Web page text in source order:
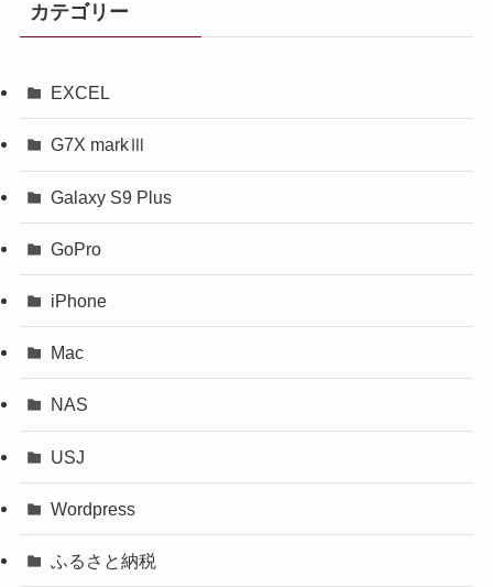
カテゴリー
EXCEL
G7X markⅢ
Galaxy S9 Plus
GoPro
iPhone
Mac
NAS
USJ
Wordpress
ふるさと納税